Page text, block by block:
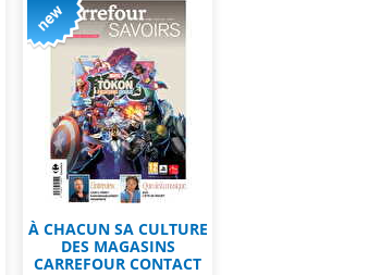
À CHACUN SA CULTURE
DES MAGASINS
CARREFOUR CONTACT